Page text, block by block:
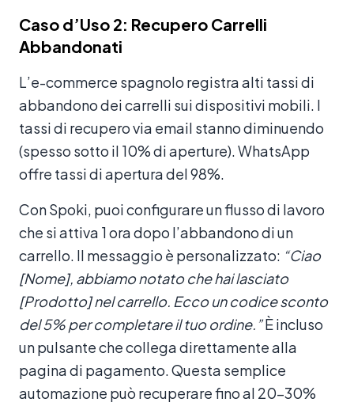
Caso d’Uso 2: Recupero Carrelli
Abbandonati
L’e-commerce spagnolo registra alti tassi di
abbandono dei carrelli sui dispositivi mobili. I
tassi di recupero via email stanno diminuendo
(spesso sotto il 10% di aperture). WhatsApp
offre tassi di apertura del 98%.
Con Spoki, puoi configurare un flusso di lavoro
che si attiva 1 ora dopo l’abbandono di un
carrello. Il messaggio è personalizzato: “Ciao
[Nome], abbiamo notato che hai lasciato
[Prodotto] nel carrello. Ecco un codice sconto
del 5% per completare il tuo ordine.”È incluso
un pulsante che collega direttamente alla
pagina di pagamento. Questa semplice
automazione può recuperare fino al 20-30%